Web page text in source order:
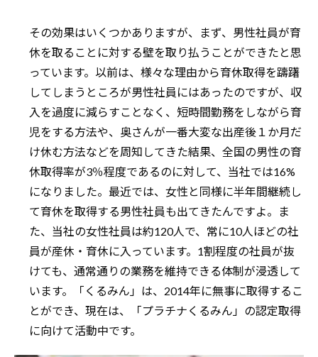
その効果はいくつかありますが、まず、男性社員が育
休を取ることに対する壁を取り払うことができたと思
っています。以前は、様々な理由から育休取得を躊躇
してしまうところが男性社員にはあったのですが、収
入を過度に減らすことなく、短時間勤務をしながら育
児をする方法や、奥さんが一番大変な出産後１か月だ
け休む方法などを周知してきた結果、全国の男性の育
休取得率が3％程度であるのに対して、当社では16%
になりました。最近では、女性と同様に半年間継続し
て育休を取得する男性社員も出てきたんですよ。ま
た、当社の女性社員は約120人で、常に10人ほどの社
員が産休・育休に入っています。1割程度の社員が抜
けても、通常通りの業務を維持できる体制が浸透して
います。「くるみん」は、2014年に無事に取得するこ
とができ、現在は、「プラチナくるみん」の認定取得
に向けて活動中です。